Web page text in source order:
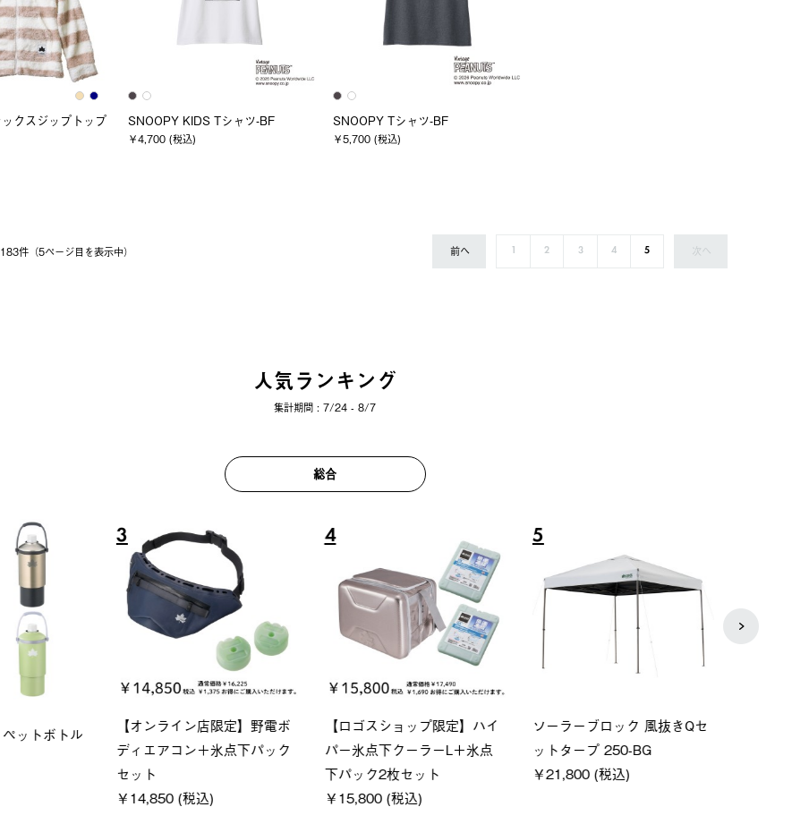
クスジップトップ
SNOOPY KIDS Tシャツ-BF
￥4,700 (税込)
SNOOPY Tシャツ-BF
￥5,700 (税込)
件（5ページ⽬を表⽰中） 前へ 1 2 3 4 5 次へ
人気ランキング
集計期間 : 7/24 - 8/7
総合
ク 風抜きQセ
BG
)
ソーラーブロック 風抜きQセ
ットタープ 200-BG
￥18,800 (税込)
グランベーシック スペースベ
ース・オクタゴン-BJ
￥209,000 (税込)
Q-TOP ソーラーサンドブロッ
クサンシェード-BF
￥16,800 (税込)